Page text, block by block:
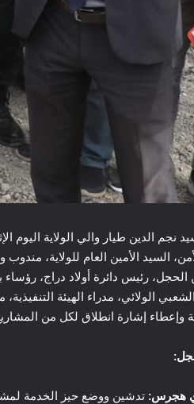
السيد الأمين العام للولاية،
الحجل، رئيس دائرة أولاد دراج،
الولائي، مدراء الهيئة التنفيذية،
وإعطاء إشارة انطلاق لكل من
هجرس: تدشين ووضع حيز الخدمة